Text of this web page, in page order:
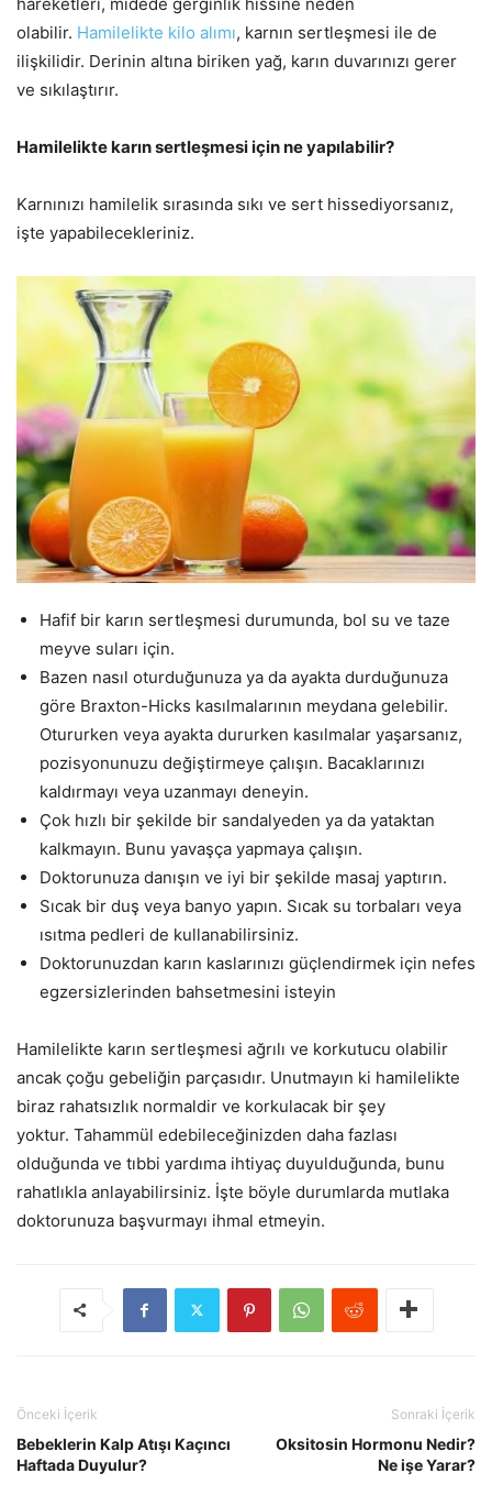
olabilir. Hamilelikte kilo alımı, karnın sertleşmesi ile de
ilişkilidir. Derinin altına biriken yağ, karın duvarınızı gerer
ve sıkılaştırır.
Hamilelikte karın sertleşmesi için ne yapılabilir?
Karnınızı hamilelik sırasında sıkı ve sert hissediyorsanız,
işte yapabilecekleriniz.
Hafif bir karın sertleşmesi durumunda, bol su ve taze
meyve suları için.
Bazen nasıl oturduğunuza ya da ayakta durduğunuza
göre Braxton-Hicks kasılmalarının meydana gelebilir.
Otururken veya ayakta dururken kasılmalar yaşarsanız,
pozisyonunuzu değiştirmeye çalışın. Bacaklarınızı
kaldırmayı veya uzanmayı deneyin.
Çok hızlı bir şekilde bir sandalyeden ya da yataktan
kalkmayın. Bunu yavaşça yapmaya çalışın.
Doktorunuza danışın ve iyi bir şekilde masaj yaptırın.
Sıcak bir duş veya banyo yapın. Sıcak su torbaları veya
ısıtma pedleri de kullanabilirsiniz.
Doktorunuzdan karın kaslarınızı güçlendirmek için nefes
egzersizlerinden bahsetmesini isteyin
Hamilelikte karın sertleşmesi ağrılı ve korkutucu olabilir
ancak çoğu gebeliğin parçasıdır. Unutmayın ki hamilelikte
biraz rahatsızlık normaldir ve korkulacak bir şey
yoktur. Tahammül edebileceğinizden daha fazlası
olduğunda ve tıbbi yardıma ihtiyaç duyulduğunda, bunu
rahatlıkla anlayabilirsiniz. İşte böyle durumlarda mutlaka
doktorunuza başvurmayı ihmal etmeyin.
Önceki İçerik
Bebeklerin Kalp Atışı Kaçıncı
Haftada Duyulur?
Sonraki İçerik
Oksitosin Hormonu Nedir?
Ne işe Yarar?